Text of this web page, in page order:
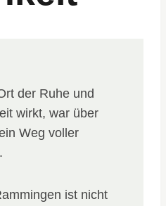
der Ruhe und
wirkt, war über
Weg voller
ist nicht